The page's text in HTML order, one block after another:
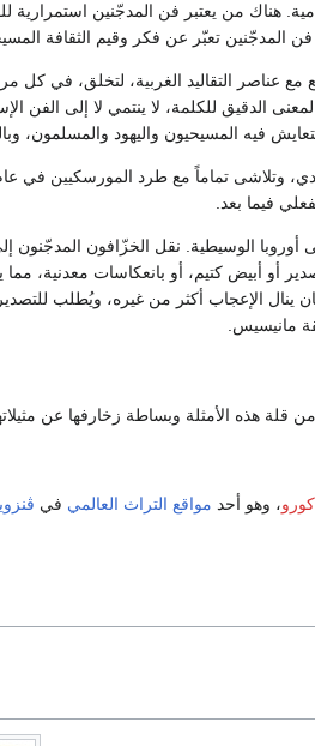
هناك من يعتبر فن المدجّنين
فن المدجّنين تعبّر عن فكر وقيم الثقافة
عناصر التقاليد الغربية، لتخلق، في كل
الدقيق للكلمة، لا ينتمي لا إلى الفن
فيه المسيحيون واليهود والمسلمون،
فيما بعد.
الوسيطية. نقل الخزّافون المدجّنون
أو أبيض كتيم، أو بانعكاسات معدنية،
كان ينال الإعجاب أكثر من غيره، ويُطلب
مانيسيس.
هذه الأمثلة وبساطة زخارفها عن
كورو، وهو أحد مواقع التراث العالمي في